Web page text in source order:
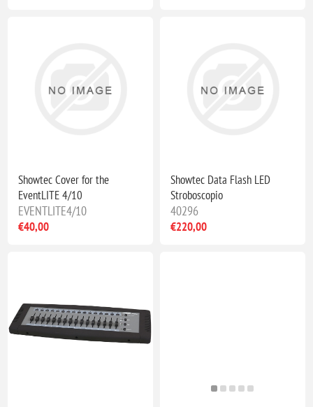
Showtec Cover for the
EventLITE 4/10
EVENTLITE4/10
€40,00
Showtec Data Flash LED
Stroboscopio
40296
€220,00